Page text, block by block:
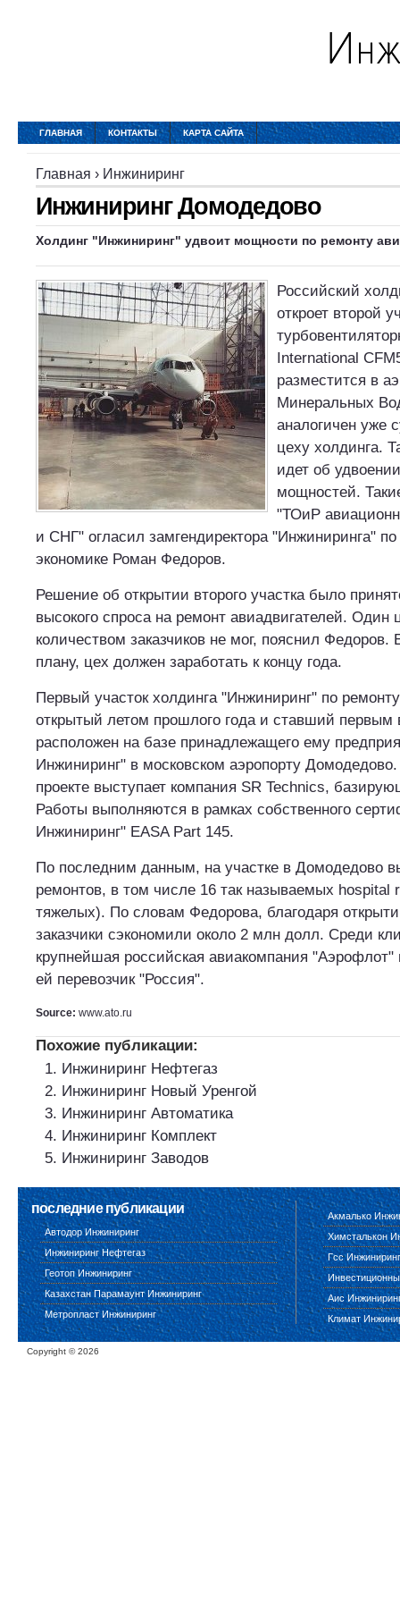
ГЛАВНАЯ КОНТАКТЫ КАРТА САЙТА
Главная › Инжиниринг
Инжиниринг Домодедово
Холдинг "Инжиниринг" удвоит мощности по ремонту
Российский
откроет второй
International
разместится в
Минеральных
аналогичен уже
цеху холдинга.
идет об
мощностей.
"ТОиР
и СНГ" огласил замгендиректора "Инжиниринга"
экономике Роман Федоров.
Решение об открытии второго участка было
высокого спроса на ремонт авиадвигателей. Один
количеством заказчиков не мог, пояснил Федоров.
плану, цех должен заработать к концу года.
Первый участок холдинга "Инжиниринг" по
открытый летом прошлого года и ставший первым
расположен на базе принадлежащего ему
Инжиниринг" в московском аэропорту
проекте выступает компания SR Technics,
Работы выполняются в рамках собственного
Инжиниринг" EASA Part 145.
По последним данным, на участке в Домодедово
ремонтов, в том числе 16 так называемых hospital
тяжелых). По словам Федорова, благодаря
заказчики сэкономили около 2 млн долл. Среди
крупнейшая российская авиакомпания
ей перевозчик "Россия".
Source: www.ato.ru
Похожие публикации:
Инжиниринг Нефтегаз
Инжиниринг Новый Уренгой
Инжиниринг Автоматика
Инжиниринг Комплект
Инжиниринг Заводов
последние публикации
Автодор Инжиниринг
Инжиниринг Нефтегаз
Геотоп Инжиниринг
Казахстан Парамаунт Инжиниринг
Метропласт Инжиниринг
Акмалько
Химсталькон
Гсс Инжиниринг
Аис
Климат
Copyright ©2026